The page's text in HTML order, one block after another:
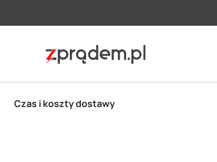
Czas i koszty dostawy